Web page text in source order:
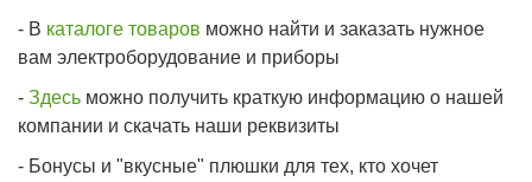
- В каталоге товаров можно найти и заказать нужное
вам электроборудование и приборы
- Здесь можно получить краткую информацию о нашей
компании и скачать наши реквизиты
- Бонусы и "вкусные" плюшки для тех, кто хочет